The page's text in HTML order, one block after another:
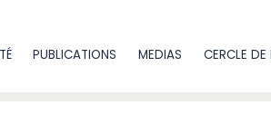
PUBLICATIONS MEDIAS CERCLE DE